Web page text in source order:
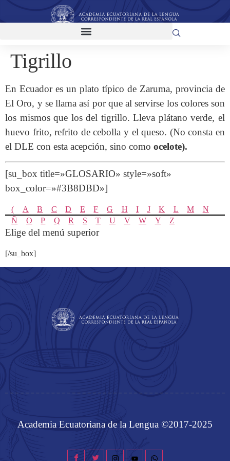
Tigrillo
En Ecuador es un plato típico de Zaruma, provincia de
El Oro, y se llama así por que al servirse los colores son
los mismos que los del tigrillo. Lleva plátano verde, el
huevo frito, refrito de cebolla y el queso. (No consta en
el DLE con esta acepción, sino como ocelote).
[su_box title=»GLOSARIO» style=»soft»
box_color=»#3B8DBD»]
( A B C D E F G H I J K L M
N
Ñ
O P Q R S T U V W Y Z
Elige del menú superior
[/su_box]
Academia Ecuatoriana de la Lengua ©2017-2025